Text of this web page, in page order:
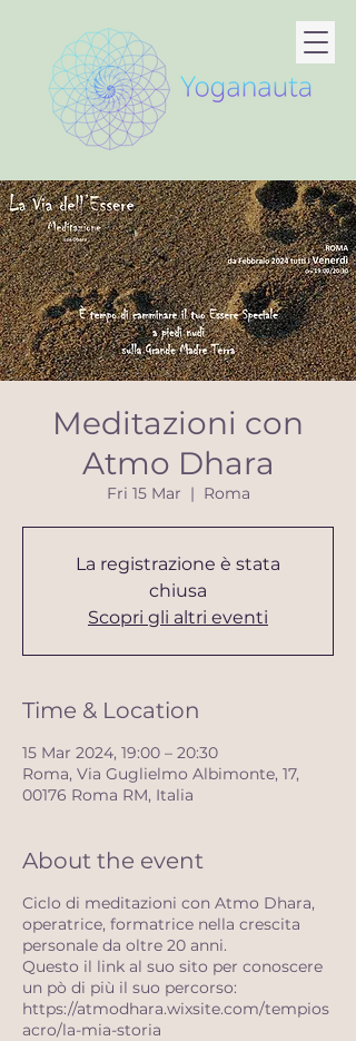
Meditazioni con
Atmo Dhara
Fri 15 Mar
  |
Roma
La registrazione è stata
chiusa
Scopri gli altri eventi
Time & Location
15 Mar 2024, 19:00 – 20:30
Roma, Via Guglielmo Albimonte, 17,
00176 Roma RM, Italia
About the event
Ciclo di meditazioni con Atmo Dhara,
operatrice, formatrice nella crescita
personale da oltre 20 anni.
Questo il link al suo sito per conoscere
un pò di più il suo percorso:
https://atmodhara.wixsite.com/tempios
acro/la-mia-storia